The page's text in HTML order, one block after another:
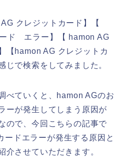
クレジットカード】【
ド エラー】【 hamon AG
hamon AG クレジットカ
で検索をしてみました。
べていくと、hamon AGのお
ーが発生してしまう原因が
ので、今回こちらの記事で
ードエラーが発生する原因と
介させていただきます。